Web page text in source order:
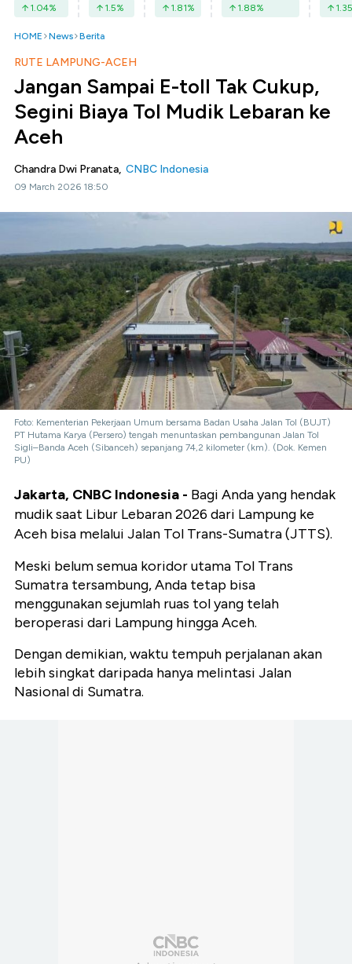
1.04% 1.5% 1.81% 1.88% 1.35
HOME News Berita
RUTE LAMPUNG-ACEH
Jangan Sampai E-toll Tak Cukup,
Segini Biaya Tol Mudik Lebaran ke
Aceh
Chandra Dwi Pranata, CNBC Indonesia
09 March 2026 18:50
Foto: Kementerian Pekerjaan Umum bersama Badan Usaha Jalan Tol (BUJT)
PT Hutama Karya (Persero) tengah menuntaskan pembangunan Jalan Tol
Sigli–Banda Aceh (Sibanceh) sepanjang 74,2 kilometer (km). (Dok. Kemen
PU)
Jakarta, CNBC Indonesia - Bagi Anda yang hendak
mudik saat Libur Lebaran 2026 dari Lampung ke
Aceh bisa melalui Jalan Tol Trans-Sumatra (JTTS).
Meski belum semua koridor utama Tol Trans
Sumatra tersambung, Anda tetap bisa
menggunakan sejumlah ruas tol yang telah
beroperasi dari Lampung hingga Aceh.
Dengan demikian, waktu tempuh perjalanan akan
lebih singkat daripada hanya melintasi Jalan
Nasional di Sumatra.